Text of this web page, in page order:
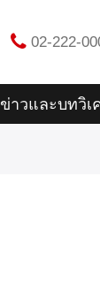
02-222-
ข่าวและบทวิเ